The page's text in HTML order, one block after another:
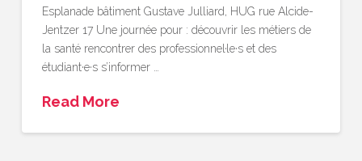
Esplanade bâtiment Gustave Julliard, HUG rue Alcide-
Jentzer 17 Une journée pour : découvrir les métiers de
la santé rencontrer des professionnel·le·s et des
étudiant·e·s s’informer …
Read More